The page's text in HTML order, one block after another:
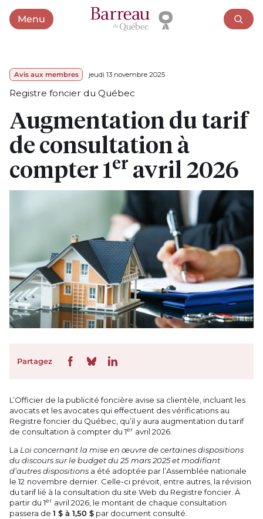
MenuOuvrir le menu
Avis aux membres jeudi 13 novembre 2025
Registre foncier du Québec
Augmentation du tarif
de consultation à
compter 1er avril 2026
Partagez
L’Officier de la publicité foncière avise sa clientèle, incluant les
avocats et les avocates qui effectuent des vérifications au
Registre foncier du Québec, qu’il y aura augmentation du tarif
de consultation à compter du 1er avril 2026.
La Loi concernant la mise en œuvre de certaines dispositions
du discours sur le budget du 25 mars 2025 et modifiant
d’autres dispositions a été adoptée par l’Assemblée nationale
le 12 novembre dernier. Celle-ci prévoit, entre autres, la révision
du tarif lié à la consultation du site Web du Registre foncier. À
partir du 1er avril 2026, le montant de chaque consultation
passera de1 $ à 1,50 $ par document consulté.